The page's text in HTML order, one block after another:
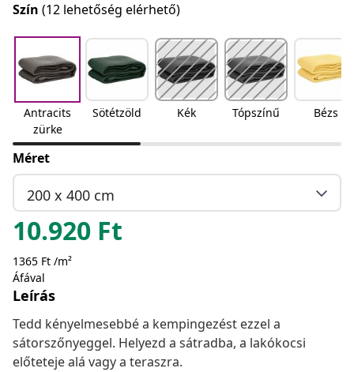
Szín (12 lehetőség elérhető)
Antracits
zürke
Sötétzöld Kék Tópszínű Bézs
Méret
200 x 400 cm
10.920 Ft
1365 Ft /m²
Áfával
Leírás
Tedd kényelmesebbé a kempingezést ezzel a
sátorszőnyeggel. Helyezd a sátradba, a lakókocsi
előteteje alá vagy a teraszra.